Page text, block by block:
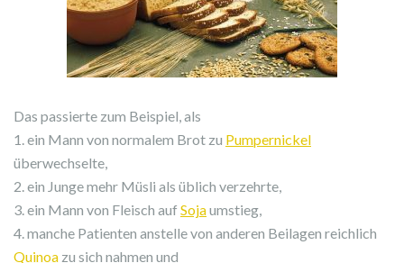
Das passierte zum Beispiel, als
1. ein Mann von normalem Brot zu Pumpernickel
überwechselte,
2. ein Junge mehr Müsli als üblich verzehrte,
3. ein Mann von Fleisch auf Sojaumstieg,
4. manche Patienten anstelle von anderen Beilagen reichlich
Quinoa zu sich nahmen und